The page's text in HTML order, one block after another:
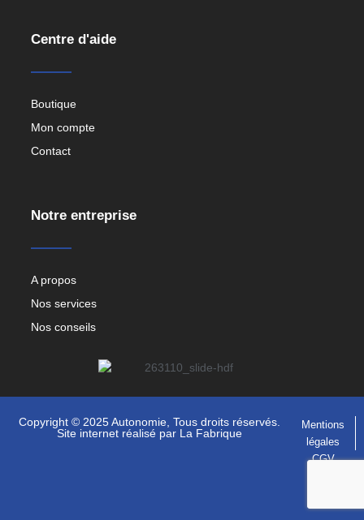
Centre d'aide
Boutique
Mon compte
Contact
Notre entreprise
A propos
Nos services
Nos conseils
Copyright © 2025 Autonomie, Tous droits réservés.
Site internet réalisé par La Fabrique
Mentions
légales
CGV